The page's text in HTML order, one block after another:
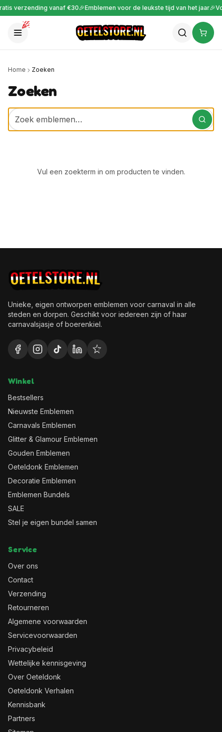
verzending vanaf €30🎉Emblemen voor de leukste tijd van het jaar🎉
Home Zoeken
Zoeken
Vul een zoekterm in om producten te vinden.
Unieke, eigen ontworpen emblemen voor carnaval in alle
steden en dorpen. Geschikt voor iedereen zijn of haar
carnavalsjasje of boerenkiel.
Winkel
Bestsellers
Nieuwste Emblemen
Carnavals Emblemen
Glitter & Glamour Emblemen
Gouden Emblemen
Oeteldonk Emblemen
Decoratie Emblemen
Emblemen Bundels
SALE
Stel je eigen bundel samen
Service
Over ons
Contact
Verzending
Retourneren
Algemene voorwaarden
Servicevoorwaarden
Privacybeleid
Wettelijke kennisgeving
Over Oeteldonk
Oeteldonk Verhalen
Kennisbank
Partners